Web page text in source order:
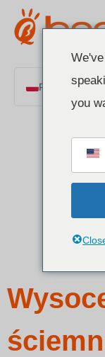
Polish
Arabic
Indonesian
you